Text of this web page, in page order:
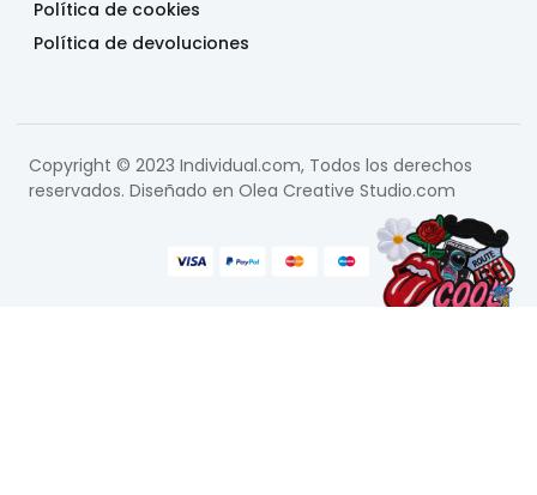
Política de cookies
Política de devoluciones
Copyright © 2023 Individual.com, Todos los derechos
reservados. Diseñado en Olea Creative Studio.com